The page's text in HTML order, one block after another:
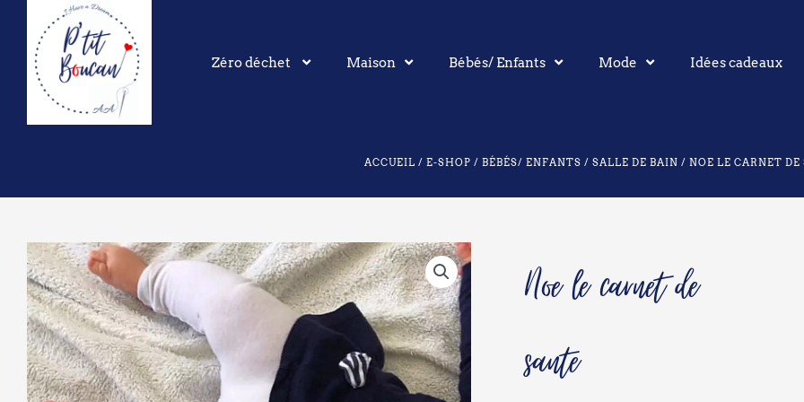
contenu
Zéro déchet Maison Bébés/ Enfants Mode Idées cadeaux
ACCUEIL / E-SHOP / BÉBÉS/ ENFANTS / SALLE DE BAIN / NOE LE CARNET DE
Noe le carnet de
sante